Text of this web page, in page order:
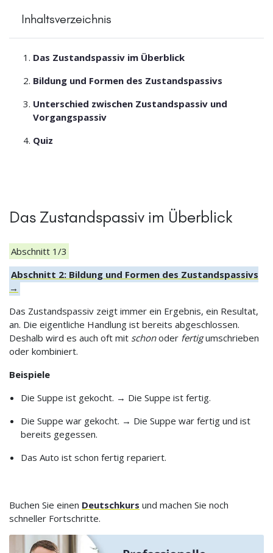
Inhaltsverzeichnis
Das Zustandspassiv im Überblick
Bildung und Formen des Zustandspassivs
Unterschied zwischen Zustandspassiv und
Vorgangspassiv
Quiz
Das Zustandspassiv im Überblick
Abschnitt 1/3
Abschnitt 2: Bildung und Formen des Zustandspassivs
→
Das Zustandspassiv zeigt immer ein Ergebnis, ein Resultat,
an. Die eigentliche Handlung ist bereits abgeschlossen.
Deshalb wird es auch oft mit schonoder fertigumschrieben
oder kombiniert.
Beispiele
Die Suppe ist gekocht. → Die Suppe ist fertig.
Die Suppe war gekocht. → Die Suppe war fertig und ist
bereits gegessen.
Das Auto ist schon fertig repariert.
Buchen Sie einen Deutschkurs und machen Sie noch
schneller Fortschritte.